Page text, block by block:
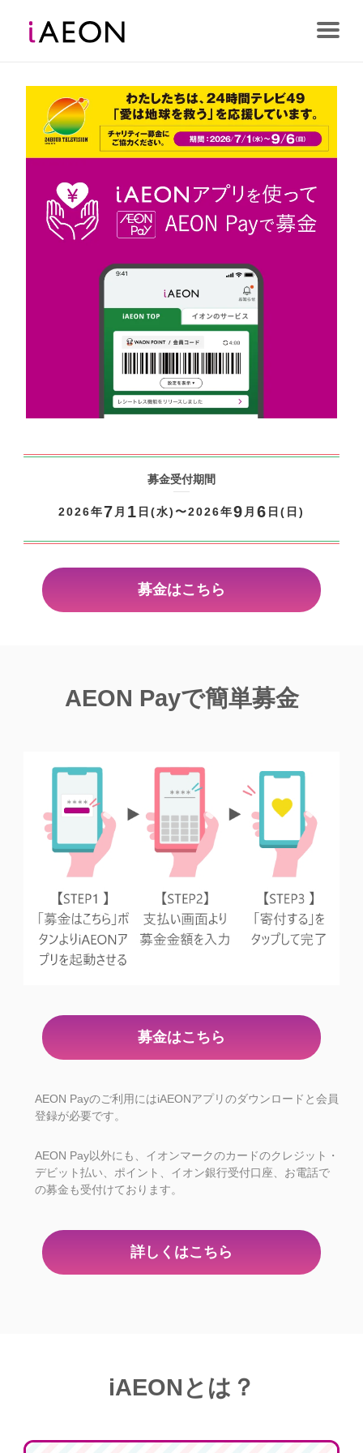
募金受付期間
2026年7 月 1 日(水)〜2026年9 月 6 日(日)
募金はこちら
AEON Payで簡単募金
募金はこちら
AEON Payのご利用にはiAEONアプリのダウンロードと会員
登録が必要です。
AEON Pay以外にも、イオンマークのカードのクレジット・
デビット払い、ポイント、イオン銀行受付口座、お電話で
の募金も受付けております。
詳しくはこちら
iAEONとは？